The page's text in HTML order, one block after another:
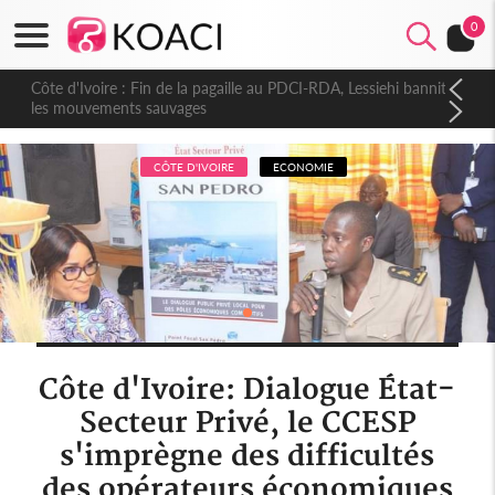
0
Côte d'Ivoire : Fin de la pagaille au PDCI-RDA, Lessiehi bannit
les mouvements sauvages
CÔTE D'IVOIRE ECONOMIE
Côte d'Ivoire: Dialogue État-
Secteur Privé, le CCESP
s'imprègne des difficultés